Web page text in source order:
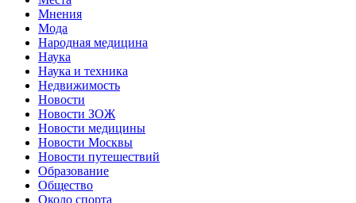
Мнения
Мода
Народная медицина
Наука
Наука и техника
Недвижимость
Новости
Новости ЗОЖ
Новости медицины
Новости Москвы
Новости путешествий
Образование
Общество
Около спорта